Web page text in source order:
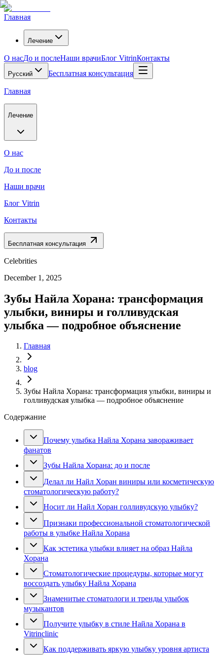
Главная
Лечение
О насДо и послеНаши врачиБлог VitrinКонтакты
Русский Бесплатная консультация
Главная
Лечение
О нас
До и после
Наши врачи
Блог Vitrin
Контакты
Бесплатная консультация
Celebrities
December 1, 2025
Зубы Найла Хорана: трансформация
улыбки, виниры и голливудская
улыбка — подробное объяснение
Главная
blog
Зубы Найла Хорана: трансформация улыбки, виниры и
голливудская улыбка — подробное объяснение
Содержание
Почему улыбка Найла Хорана завораживает
фанатов
Зубы Найла Хорана: до и после
Делал ли Найл Хоран виниры или косметическую
стоматологическую работу?
Носит ли Найл Хоран голливудскую улыбку?
Признаки профессиональной стоматологической
работы в улыбке Найла Хорана
Как эстетика улыбки влияет на образ Найла
Хорана
Стоматологические процедуры, которые могут
воссоздать улыбку Найла Хорана
Знаменитые стоматологи и тренды улыбок
музыкантов
Получите улыбку в стиле Найла Хорана в
Vitrinclinic
Как поддерживать яркую улыбку уровня артиста